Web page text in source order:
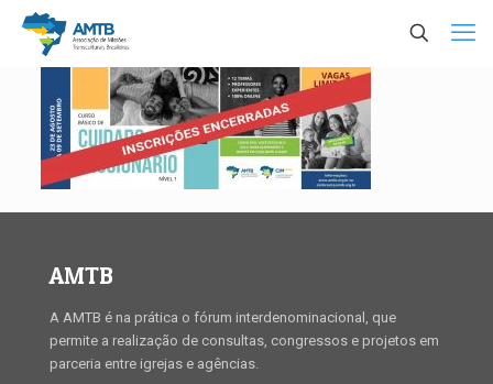
AMTB
A AMTB é na prática o fórum interdenominacional, que
permite a realização de consultas, congressos e projetos em
parceria entre igrejas e agências.